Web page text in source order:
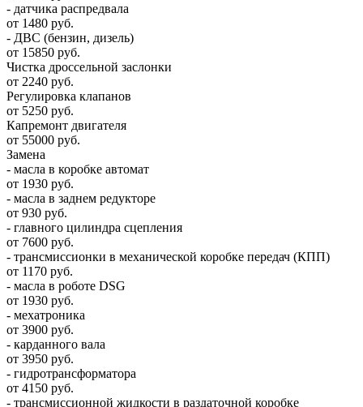
- датчика распредвала
от 1480 руб.
- ДВС (бензин, дизель)
от 15850 руб.
Чистка дроссельной заслонки
от 2240 руб.
Регулировка клапанов
от 5250 руб.
Капремонт двигателя
от 55000 руб.
Замена
- масла в коробке автомат
от 1930 руб.
- масла в заднем редукторе
от 930 руб.
- главного цилиндра сцепления
от 7600 руб.
- трансмиссионки в механической коробке передач (КПП)
от 1170 руб.
- масла в роботе DSG
от 1930 руб.
- мехатроника
от 3900 руб.
- карданного вала
от 3950 руб.
- гидротрансформатора
от 4150 руб.
- трансмиссионной жидкости в раздаточной коробке